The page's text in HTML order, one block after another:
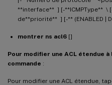
**interface** ] [-**ICMPType** \
de**priorité** ] [-** (ENABLED |
montrer ns acl6 []
Pour modifier une ACL étendue à
commande :
Pour modifier une ACL étendue,